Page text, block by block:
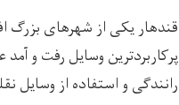
قندهار یکی از شهرهای بزرگ
پرکاربردترین وسایل رفت و
رانندگی و استفاده از وسایل